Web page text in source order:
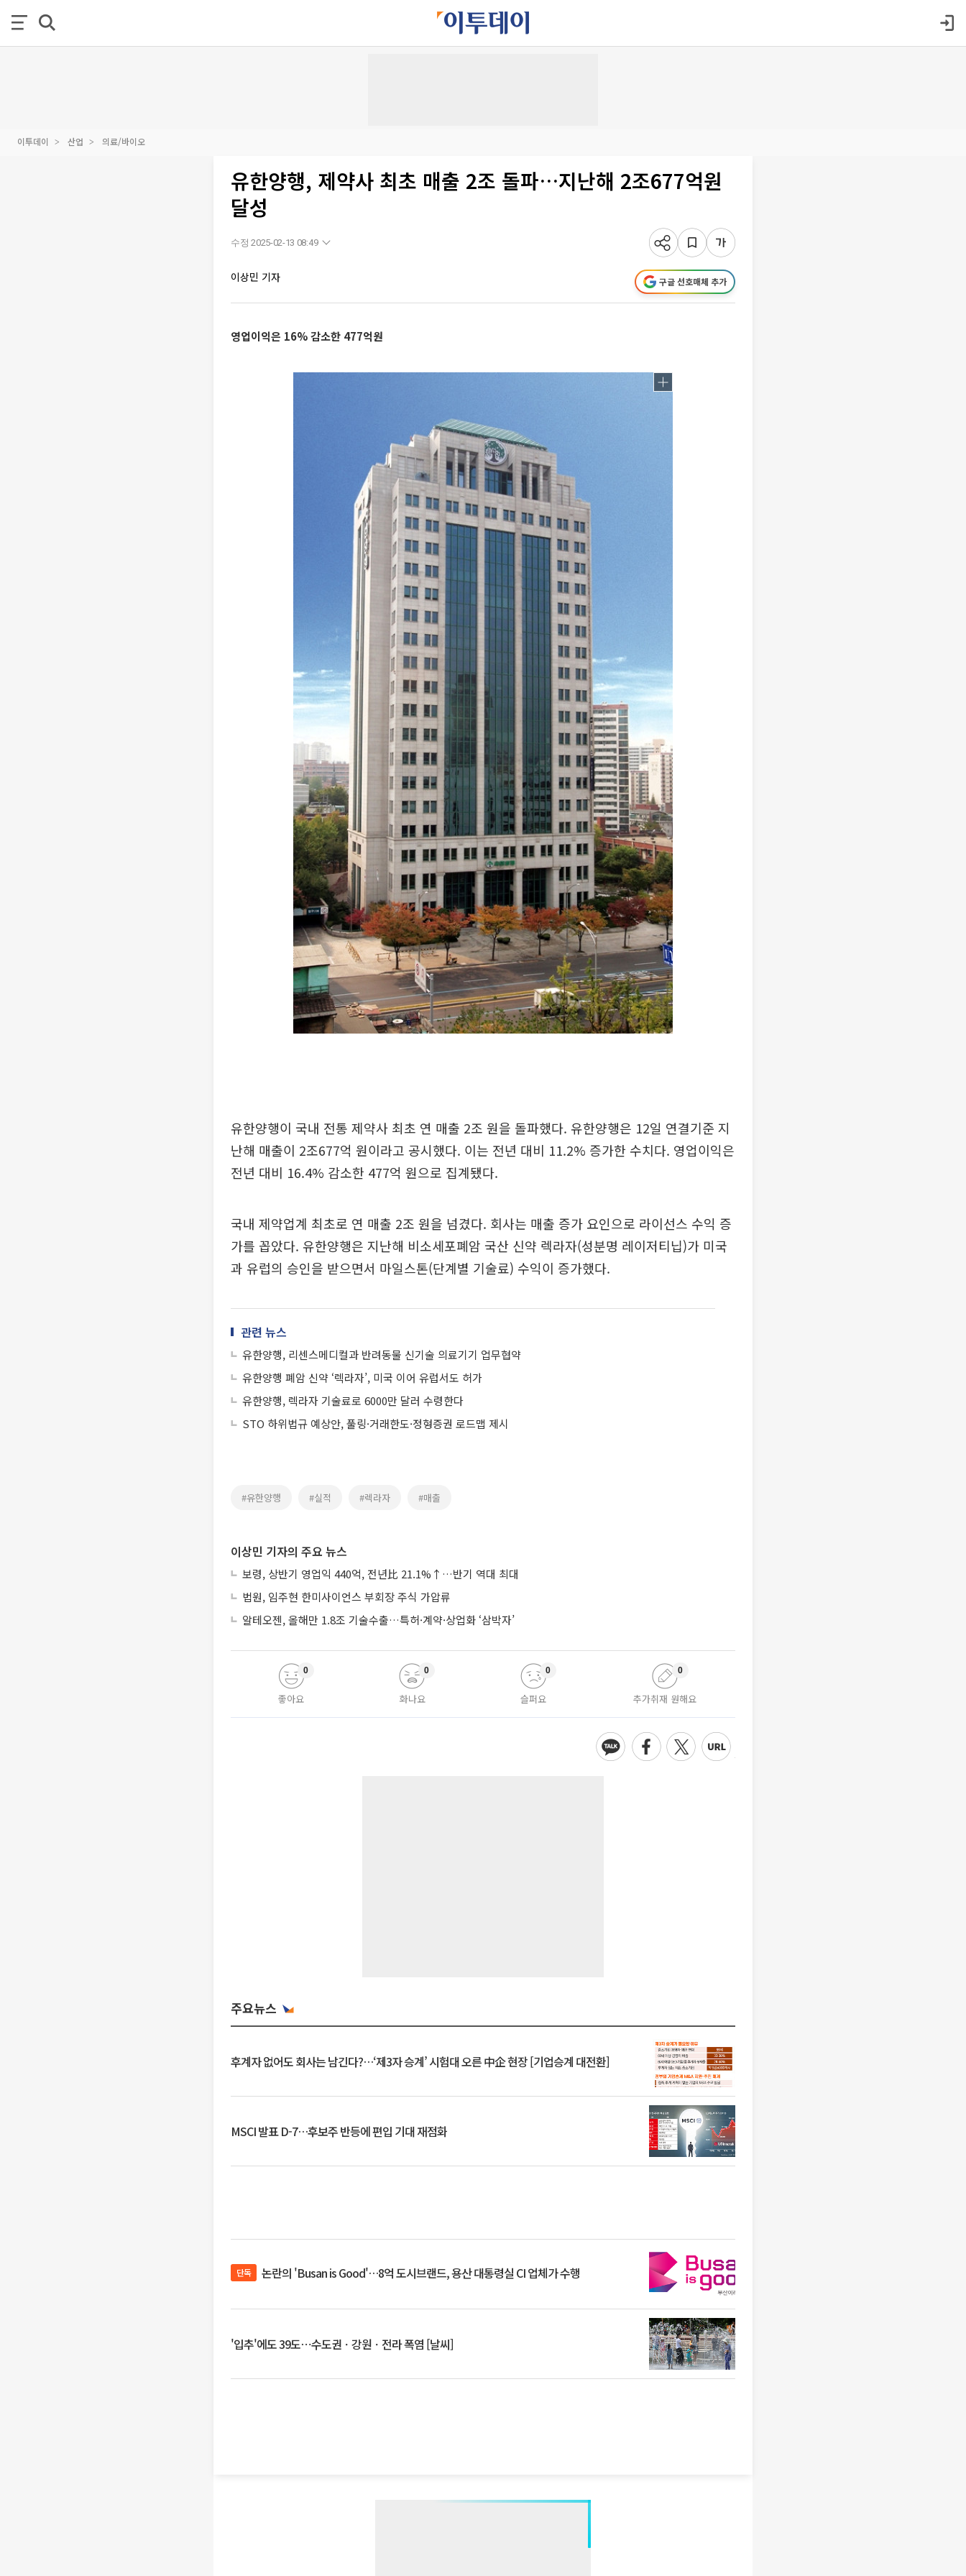
이투데이 산업 의료/바이오
유한양행, 제약사 최초 매출 2조 돌파…지난해 2조677억원
달성
수정 2025-02-13 08:49
이상민 기자 구글 선호매체 추가
영업이익은 16% 감소한 477억원
유한양행이 국내 전통 제약사 최초 연 매출 2조 원을 돌파했다. 유한양행은 12일 연결기준 지
난해 매출이 2조677억 원이라고 공시했다. 이는 전년 대비 11.2% 증가한 수치다. 영업이익은
전년 대비 16.4% 감소한 477억 원으로 집계됐다.
국내 제약업계 최초로 연 매출 2조 원을 넘겼다. 회사는 매출 증가 요인으로 라이선스 수익 증
가를 꼽았다. 유한양행은 지난해 비소세포폐암 국산 신약 렉라자(성분명 레이저티닙)가 미국
과 유럽의 승인을 받으면서 마일스톤(단계별 기술료) 수익이 증가했다.
관련 뉴스
유한양행, 리센스메디컬과 반려동물 신기술 의료기기 업무협약
유한양행 폐암 신약 ‘렉라자’, 미국 이어 유럽서도 허가
유한양행, 렉라자 기술료로 6000만 달러 수령한다
STO 하위법규 예상안, 풀링·거래한도·정형증권 로드맵 제시
#유한양행 #실적 #렉라자 #매출
이상민 기자의 주요 뉴스
보령, 상반기 영업익 440억, 전년比 21.1%↑…반기 역대 최대
법원, 임주현 한미사이언스 부회장 주식 가압류
알테오젠, 올해만 1.8조 기술수출…특허·계약·상업화 ‘삼박자’
좋아요
0
화나요
0
슬퍼요
0
추가취재 원해요
0
주요뉴스
후계자 없어도 회사는 남긴다?…‘제3자 승계’ 시험대 오른 中企 현장 [기업승계 대전환]
MSCI 발표 D-7…후보주 반등에 편입 기대 재점화
단독 논란의 'Busan is Good'…8억 도시브랜드, 용산 대통령실 CI 업체가 수행
'입추'에도 39도⋯수도권ㆍ강원ㆍ전라 폭염 [날씨]